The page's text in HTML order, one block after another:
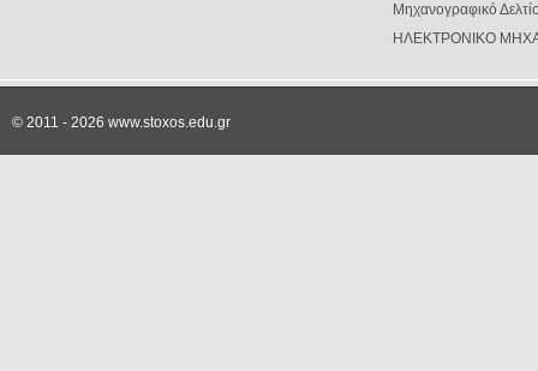
Μηχανογραφικό
ΗΛΕΚΤΡΟΝΙΚΟ
© 2011 - 2026 www.stoxos.edu.gr